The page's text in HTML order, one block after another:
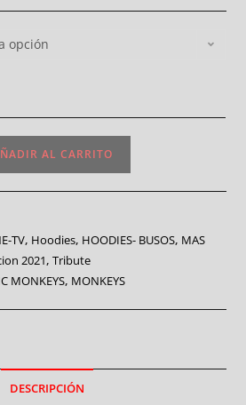
opción
AL CARRITO
TV, Hoodies, HOODIES- BUSOS, MAS
2021,Tribute
MONKEYS, MONKEYS
DESCRIPCIÓN